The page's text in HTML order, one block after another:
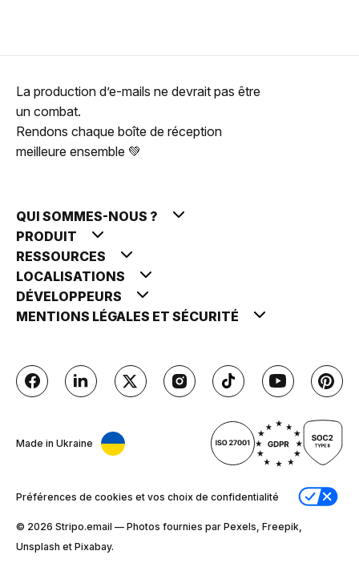
La production d’e-mails ne devrait pas être
un combat.
Rendons chaque boîte de réception
meilleure ensemble 💚
QUI SOMMES-NOUS ?
PRODUIT
RESSOURCES
LOCALISATIONS
DÉVELOPPEURS
MENTIONS LÉGALES ET SÉCURITÉ
Made in Ukraine
Préférences de cookies et vos choix de confidentialité
© 2026 Stripо.email — Photos fournies par Pexels, Freepik,
Unsplash et Pixabay.